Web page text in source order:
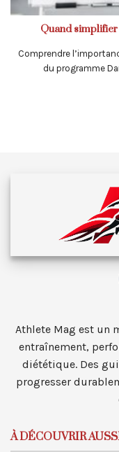
Quand
Comprendre
du programme
Athlete Mag est un
entraînement,
diététique. Des
progresser
À DÉCOUVRIR